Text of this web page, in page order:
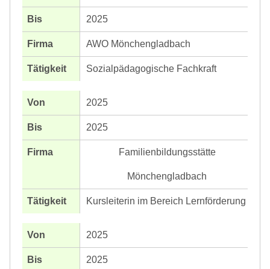
2025
AWO Mönchengladbach
Sozialpädagogische Fachkraft
2025
2025
Familienbildungsstätte
Mönchengladbach
Kursleiterin im Bereich Lernförderung
2025
2025